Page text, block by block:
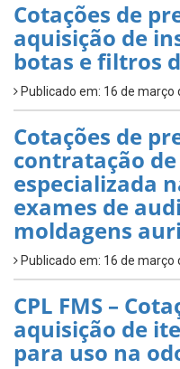
Cotações de
aquisição de
botas e filtros
Publicado em: 16 de março
Cotações de
contratação
especializada
exames de
moldagens
Publicado em: 16 de março
CPL FMS –
aquisição de
para uso na